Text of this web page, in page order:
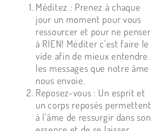
Méditez : Prenez à chaque
jour un moment pour vous
ressourcer et pour ne penser
à RIEN! Méditer c’est faire le
vide afin de mieux entendre
les messages que notre âme
nous envoie.
Reposez-vous : Un esprit et
un corps reposés permettent
à l’âme de ressurgir dans son